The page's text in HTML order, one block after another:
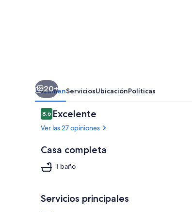
&
Asbury
|
Renovated
Victorian
1000
Mb...
20+
ResumenServiciosUbicaciónPolíticas
Opiniones
8.68.6 de 10,
Excelente
Ver las 27 opiniones
Casa completa
1 baño
Servicios principales